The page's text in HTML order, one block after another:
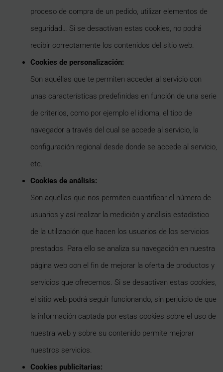
proceso de compra de un pedido, utilizar elementos de
seguridad… Si se desactivan estas cookies, no podrá
recibir correctamente los contenidos del sitio web.
Cookies de personalización:
Son aquéllas que te permiten acceder al servicio con
unas características predefinidas en función de una serie
de criterios, como por ejemplo el idioma, el tipo de
navegador a través del cual se accede al servicio, la
configuración regional desde donde se accede al servicio,
etc.
Cookies de análisis:
Son aquéllas que nos permiten cuantificar el número de
usuarios y así realizar la medición y análisis estadístico
de la utilización que hacen los usuarios de los servicios
prestados. Para ello se analiza su navegación en nuestra
página web con el fin de mejorar la oferta de productos y
servicios que ofrecemos. Si se desactivan estas cookies,
el sitio web podrá seguir funcionando, sin perjuicio de que
la información captada por estas cookies sobre el uso de
nuestra web y sobre su contenido permite mejorar
nuestros servicios.
Cookies publicitarias: